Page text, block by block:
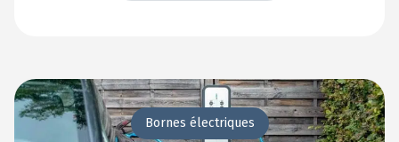
Bornes électriques